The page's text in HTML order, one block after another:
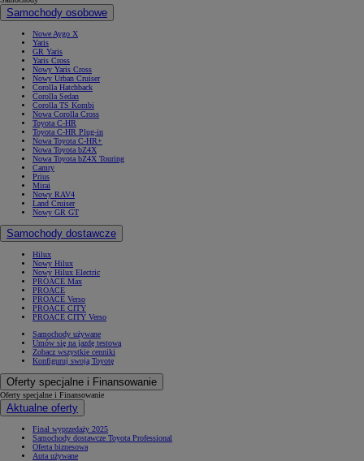
Samochody osobowe
Nowe Aygo X
Yaris
GR Yaris
Yaris Cross
Nowy Yaris Cross
Nowy Urban Cruiser
Corolla Hatchback
Corolla Sedan
Corolla TS Kombi
Nowa Corolla Cross
Toyota C-HR
Toyota C-HR Plug-in
Nowa Toyota C-HR+
Nowa Toyota bZ4X
Nowa Toyota bZ4X Touring
Camry
Prius
Mirai
Nowy RAV4
Land Cruiser
Nowy GR GT
Samochody dostawcze
Hilux
Nowy Hilux
Nowy Hilux Electric
PROACE Max
PROACE
PROACE Verso
PROACE CITY
PROACE CITY Verso
Samochody używane
Umów się na jazdę testową
Zobacz wszystkie cenniki
Konfiguruj swoją Toyotę
Oferty specjalne i Finansowanie
Oferty specjalne i Finansowanie
Aktualne oferty
Finał wyprzedaży 2025
Samochody dostawcze Toyota Professional
Oferta biznesowa
Auta używane